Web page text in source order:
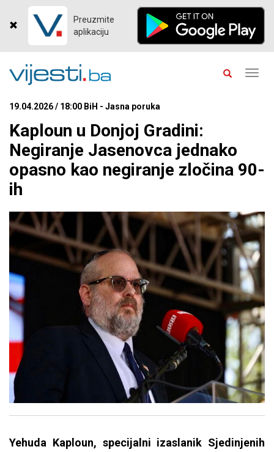
Preuzmite
aplikaciju
19.04.2026 / 18:00 BiH - Jasna poruka
Kaploun u Donjoj Gradini:
Negiranje Jasenovca jednako
opasno kao negiranje zločina 90-
ih
Yehuda Kaploun, specijalni izaslanik Sjedinjenih